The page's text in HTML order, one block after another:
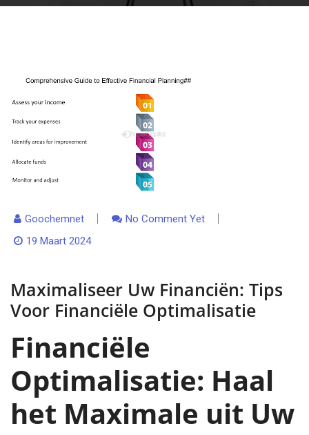
Goochemnet
No Comment Yet
19 Maart 2024
Maximaliseer Uw Financiën: Tips
Voor Financiële Optimalisatie
Financiële
Optimalisatie: Haal
het Maximale uit Uw